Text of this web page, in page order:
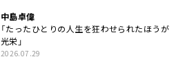
中島卓偉
「たったひとりの人生を狂わせられたほうが
光栄」
2026.07.29